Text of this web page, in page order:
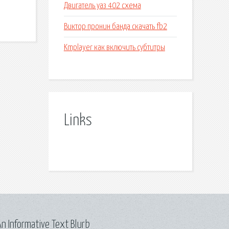
Двигатель уаз 402 схема
Виктор пронин банда скачать fb2
Kmplayer как включить субтитры
Links
Informative Text Blurb